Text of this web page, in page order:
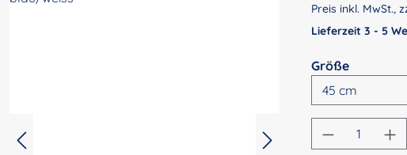
Preis inkl. MwSt.,
Lieferzeit 3 - 5
Größe
Produkt